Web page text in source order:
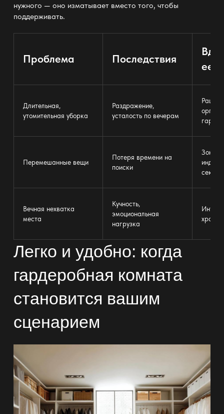
нужного — оно изматывает вместо того, чтобы
поддерживать.
Проблема Последствия
ее
Длительная,
утомительная уборка
Раздражение,
усталость по вечерам
Перемешанные вещи
Потеря времени на
поиски
секции
Вечная нехватка
места
Кучность,
эмоциональная
нагрузка
Легко и удобно: когда
гардеробная комната
становится вашим
сценарием